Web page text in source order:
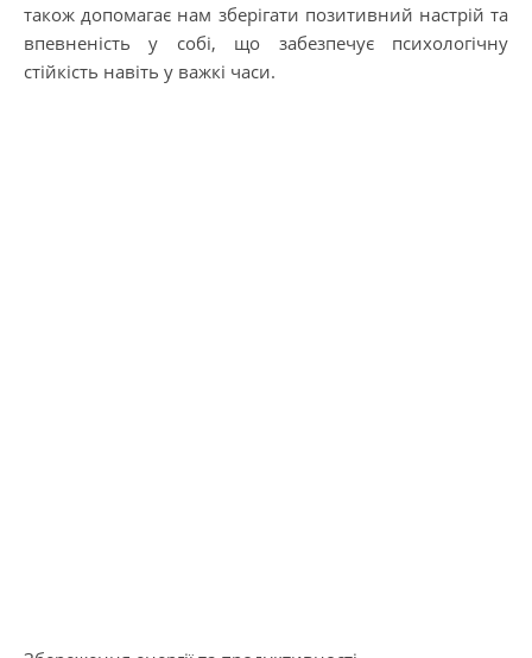
також допомагає нам зберігати позитивний настрій та
впевненість у собі, що забезпечує психологічну
стійкість навіть у важкі часи.